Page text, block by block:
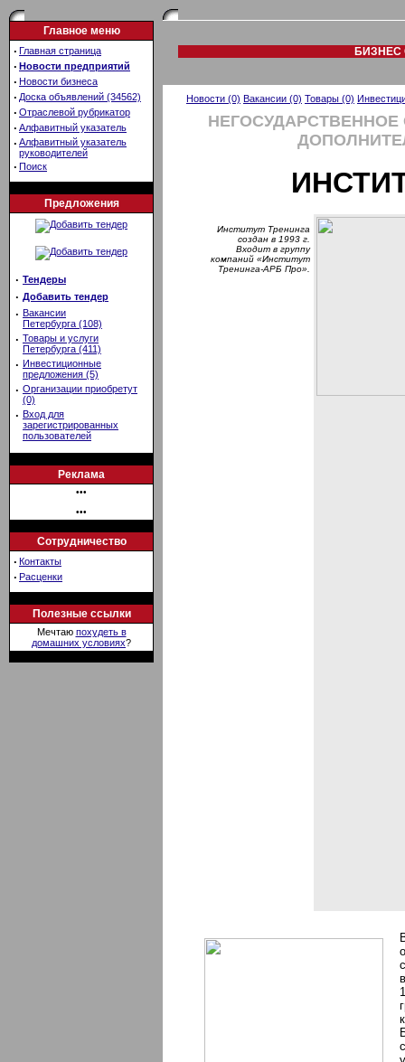
Главное меню
· Главная страница
· Новости предприятий
· Новости бизнеса
· Доска объявлений (34562)
· Отраслевой рубрикатор
· Алфавитный указатель
· Алфавитный указатель
руководителей
· Поиск
Предложения
· Тендеры
· Добавить тендер
· Вакансии
Петербурга (108)
· Товары и услуги
Петербурга (411)
· Инвестиционные
предложения (5)
· Организации приобретут
(0)
· Вход для
зарегистрированных
пользователей
Реклама
•••
•••
Сотрудничество
· Контакты
· Расценки
Полезные ссылки
Мечтаю похудеть в
домашних условиях?
БИЗНЕС
Новости (0) Вакансии (0) Товары (0)
Институт Тренинга
создан в 1993 г.
Входит в группу
компаний «Институт
Тренинга-АРБ Про».